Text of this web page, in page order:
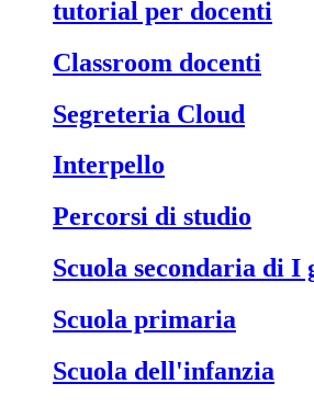
tutorial per docenti
Classroom docenti
Segreteria Cloud
Interpello
Percorsi di studio
Scuola secondaria di I
Scuola primaria
Scuola dell'infanzia